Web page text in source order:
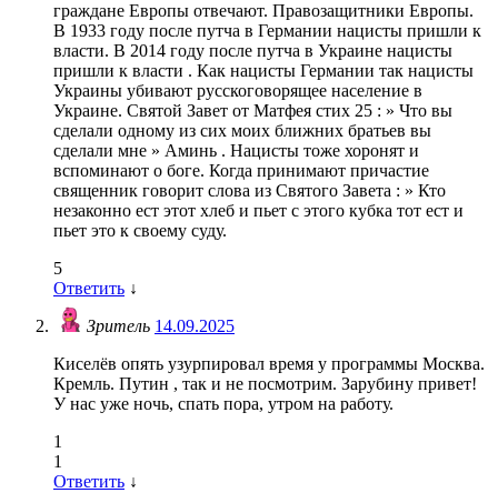
граждане Европы отвечают. Правозащитники Европы.
В 1933 году после путча в Германии нацисты пришли к
власти. В 2014 году после путча в Украине нацисты
пришли к власти . Как нацисты Германии так нацисты
Украины убивают русскоговорящее население в
Украине. Святой Завет от Матфея стих 25 : » Что вы
сделали одному из сих моих ближних братьев вы
сделали мне » Аминь . Нацисты тоже хоронят и
вспоминают о боге. Когда принимают причастие
священник говорит слова из Святого Завета : » Кто
незаконно ест этот хлеб и пьет с этого кубка тот ест и
пьет это к своему суду.
5
Ответить ↓
Зритель 14.09.2025
Киселёв опять узурпировал время у программы Москва.
Кремль. Путин , так и не посмотрим. Зарубину привет!
У нас уже ночь, спать пора, утром на работу.
1
1
Ответить ↓